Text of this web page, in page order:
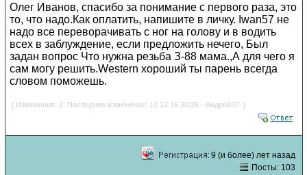
Олег Иванов, спасибо за понимание с первого раза, это
то, что надо.Как оплатить, напишите в личку. Iwan57 не
надо все переворачивать с ног на голову и в водить
всех в заблуждение, если предложить нечего, Был
задан вопрос Что нужна резьба З-88 мама.,А для чего я
сам могу решить.Western хороший ты парень всегда
словом поможешь.
[ Изменения: 2. Последнее изменение: 12.12.16 20:26 - Андрей37. ]
9 (и более) лет назад
Посты: 103